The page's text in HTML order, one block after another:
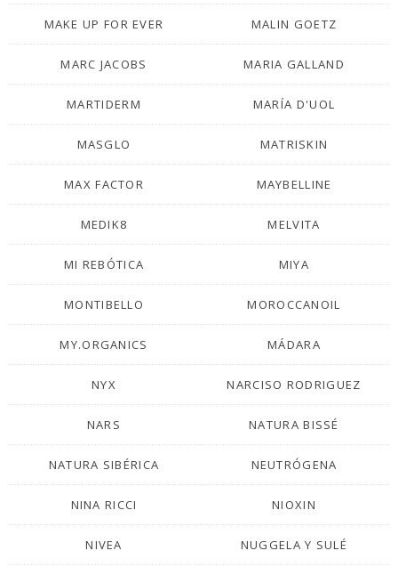
MAKE UP FOR EVER MALIN GOETZ
MARC JACOBS MARIA GALLAND
MARTIDERM MARÍA D'UOL
MASGLO MATRISKIN
MAX FACTOR MAYBELLINE
MEDIK8 MELVITA
MI REBÓTICA MIYA
MONTIBELLO MOROCCANOIL
MY.ORGANICS MÁDARA
NYX NARCISO RODRIGUEZ
NARS NATURA BISSÉ
NATURA SIBÉRICA NEUTRÓGENA
NINA RICCI NIOXIN
NIVEA NUGGELA Y SULÉ